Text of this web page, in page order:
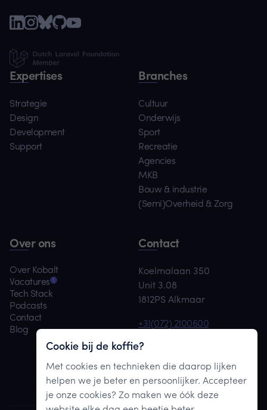
Expertises
Strategie
Design
Development
Support
Branches
Cultuur
Onderwijs
Sport
Recreatie
Agencies
MKB
Bouw & industrie
(Semi)Overheid & Zorg
Over ons
Over Kobalt
Vacatures 1
Tech Stack
Podcasts
Contact
Blog
Contact
Koelmalaan 350
Unit 3.08
1812PS Alkmaar
+31(072) 2100600
Maak afspraak
Cookie bij de koffie?
Met cookies en technieken die daarop lijken
helpen we je beter en persoonlijker. Accepteer
je onze cookies? Zo maken we óók deze